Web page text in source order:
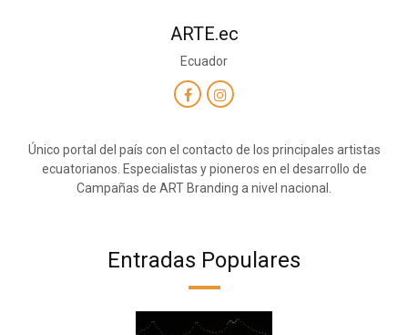
ARTE.ec
Ecuador
Único portal del país con el contacto de los principales artistas
ecuatorianos. Especialistas y pioneros en el desarrollo de
Campañas de ART Branding a nivel nacional.
Entradas Populares